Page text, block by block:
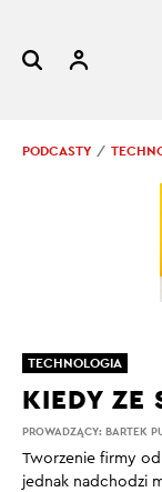
PODCASTY
PROWADZĄCY: BARTEK
KIEDY ZE
Tworzenie firmy
jednak nadchodzi
TECHNOLOGIA